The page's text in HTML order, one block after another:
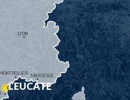
MONTPELLIER MARSEILLE
LYON
LEUCATE